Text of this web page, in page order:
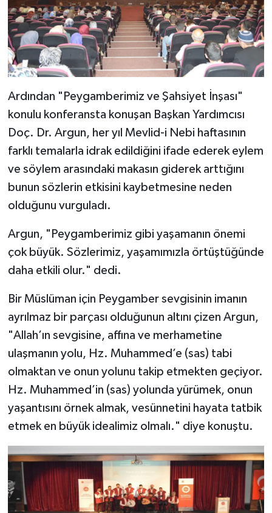
Ardından "Peygamberimiz ve Şahsiyet İnşası"
konulu konferansta konuşan Başkan Yardımcısı
Doç. Dr. Argun, her yıl Mevlid-i Nebi haftasının
farklı temalarla idrak edildiğini ifade ederek eylem
ve söylem arasındaki makasın giderek arttığını
bunun sözlerin etkisini kaybetmesine neden
olduğunu vurguladı.
Argun, "Peygamberimiz gibi yaşamanın önemi
çok büyük. Sözlerimiz, yaşamımızla örtüştüğünde
daha etkili olur." dedi.
Bir Müslüman için Peygamber sevgisinin imanın
ayrılmaz bir parçası olduğunun altını çizen Argun,
"Allah’ın sevgisine, affına ve merhametine
ulaşmanın yolu, Hz. Muhammed’e (sas) tabi
olmaktan ve onun yolunu takip etmekten geçiyor.
Hz. Muhammed’in (sas) yolunda yürümek, onun
yaşantısını örnek almak, vesünnetini hayata tatbik
etmek en büyük idealimiz olmalı." diye konuştu.
Denizli Müftülüğü
Diyarbakır Müftülüğü
Düzce Müftülüğü
Edirne Müftülüğü
Elazığ Müftülüğü
Erzincan Müftülüğü
Eskişehir Müftülüğü
Gaziantep Müftülüğü
Gümüşhane Müftülüğü
Hakkari Müftülüğü
Hatay Müftülüğü
Iğdır Müftülüğü
Isparta Müftülüğü
İstanbul Müftülüğü
İzmir Müftülüğü
Diyanet TV
İhtida Haberleri
YAŞAM